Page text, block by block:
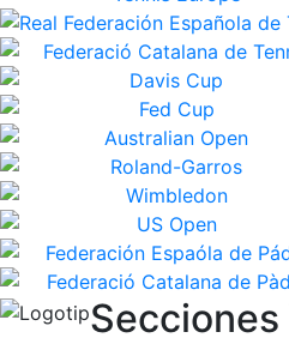
Secciones